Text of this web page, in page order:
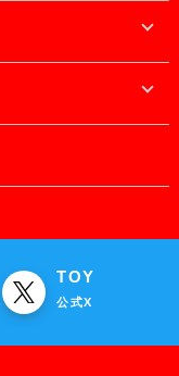
TOY
公式X